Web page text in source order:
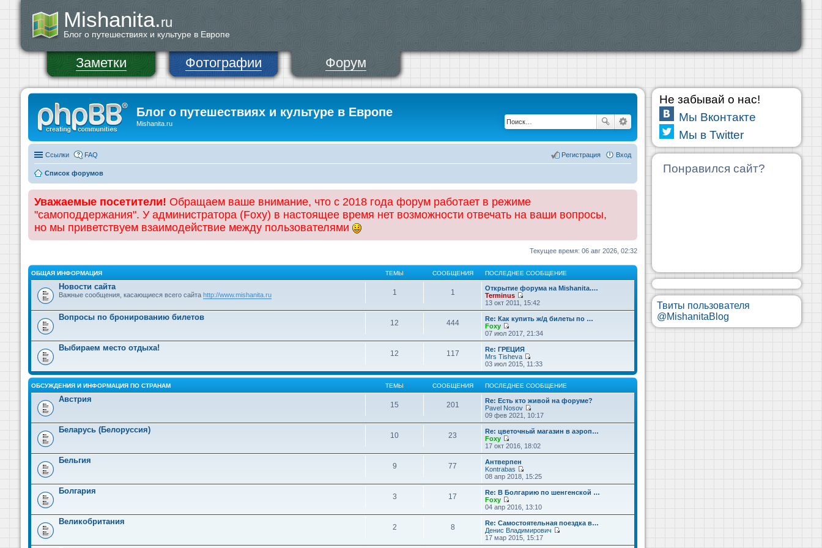
Mishanita.ru
Блог о путешествиях и культуре в Европе
Заметки Фотографии Форум
Блог о путешествиях и культуре в Европе
Mishanita.ru
Ссылки FAQ Вход
Регистрация
Список форумов
Уважаемые посетители! Обращаем ваше внимание, что с 2018 года форум работает в режиме
"самоподдержания". У администратора (Foxy) в настоящее время нет возможности отвечать на ваши вопросы,
но мы приветствуем взаимодействие между пользователями
Текущее время: 06 авг 2026, 02:32
ОБЩАЯ ИНФОРМАЦИЯ ТЕМЫ СООБЩЕНИЯ ПОСЛЕДНЕЕ СООБЩЕНИЕ
Новости сайта
Важные сообщения, касающиеся всего сайта http://www.mishanita.ru 1 1
Открытие форума на Mishanita.…
Terminus
П
е
р
е
й
т
и
к
п
о
с
л
е
н
е
м
у
с
о
б
н
и
ю
13 окт 2011, 15:42
Вопросы по бронированию билетов
12 444
Re: Как купить ж/д билеты по …
Foxy
П
е
р
е
й
т
и
к
п
о
с
л
е
н
е
м
у
с
о
о
б
щ
н
и
ю
07 июл 2017, 21:34
Выбираем место отдыха!
12 117
Re: ГРЕЦИЯ
Mrs Tisheva
П
е
р
е
й
т
к
п
о
с
л
е
е
м
с
о
б
щ
е
н
и
03 июл 2015, 11:33
ОБСУЖДЕНИЯ И ИНФОРМАЦИЯ ПО СТРАНАМ ТЕМЫ СООБЩЕНИЯ ПОСЛЕДНЕЕ СООБЩЕНИЕ
Австрия
15 201
Re: Есть кто живой на форуме?
Pavel Nosov
П
е
р
е
й
т
п
о
л
д
н
е
м
у
с
09 фев 2021, 10:17
Беларусь (Белоруссия)
10 23
Re: цветочный магазин в аэроп…
Foxy
П
е
р
е
й
т
к
п
о
л
е
д
17 окт 2016, 18:02
Бельгия
9 77
Антверпен
Kontrabas
П
е
р
е
й
т
к
п
о
08 апр 2018, 15:25
Болгария
3 17
Re: В Болгарию по шенгенской …
Foxy
П
е
р
е
й
т
04 апр 2016, 13:10
Великобритания
2 8
Re: Самостоятельная поездка в…
Денис Владимирович
е
17 мар 2015, 15:17
Не забывай о нас!
Мы Вконтакте
Мы в Twitter
Понравился сайт?
Твиты пользователя
@MishanitaBlog